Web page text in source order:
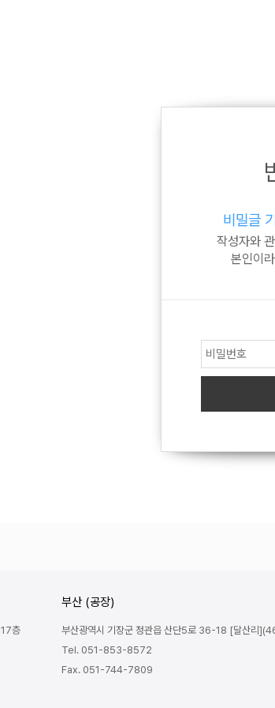
비밀글
작성자와
본인이
층
부산 (공장)
부산광역시 기장군 정관읍 산단5로 36-18 [달산리
Tel. 051-853-8572
Fax. 051-744-7809